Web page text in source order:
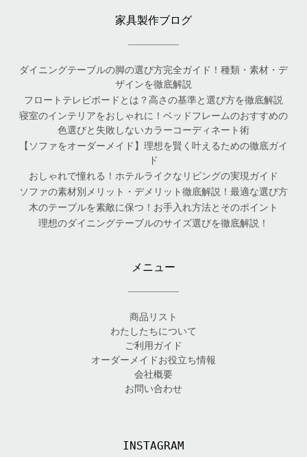
家具製作ブログ
ダイニングテーブルの脚の選び方完全ガイド！種類・素材・デ
ザインを徹底解説
フロートテレビボードとは？高さの基準と選び方を徹底解説
寝室のインテリアをおしゃれに！ベッドフレームのおすすめの
色選びと失敗しないカラーコーディネート術
【ソファをオーダーメイド】理想を賢く叶えるための徹底ガイ
ド
おしゃれで憧れる！ホテルライクなリビングの実現ガイド
ソファの素材別メリット・デメリット徹底解説！最適な選び方
木のテーブルを素敵に保つ！お手入れ方法とそのポイント
理想のダイニングテーブルのサイズ選びを徹底解説！
メニュー
商品リスト
わたしたちについて
ご利用ガイド
オーダーメイドお役立ち情報
会社概要
お問い合わせ
INSTAGRAM